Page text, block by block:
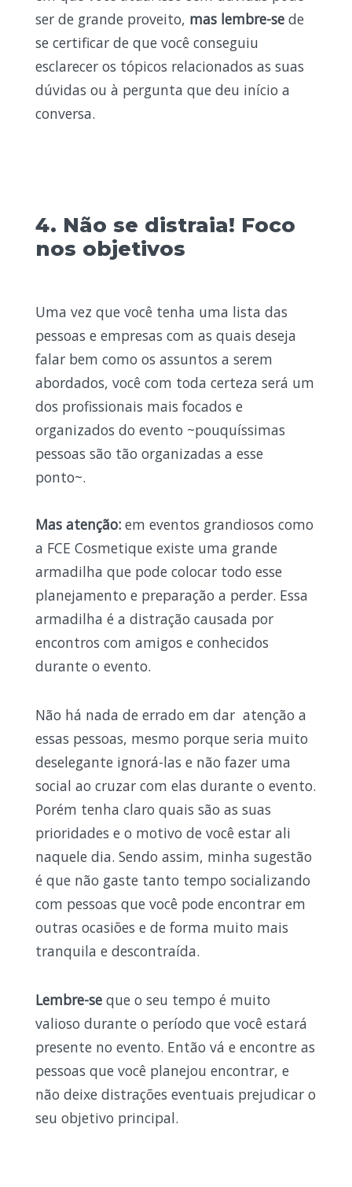
ser de grande proveito, mas lembre-sede
se certificar de que você conseguiu
esclarecer os tópicos relacionados as suas
dúvidas ou à pergunta que deu início a
conversa.
4. Não se distraia! Foco
nos objetivos
Uma vez que você tenha uma lista das
pessoas e empresas com as quais deseja
falar bem como os assuntos a serem
abordados, você com toda certeza será um
dos profissionais mais focados e
organizados do evento ~pouquíssimas
pessoas são tão organizadas a esse
ponto~.
Mas atenção:em eventos grandiosos como
a FCE Cosmetique existe uma grande
armadilha que pode colocar todo esse
planejamento e preparação a perder. Essa
armadilha é a distração causada por
encontros com amigos e conhecidos
durante o evento.
Não há nada de errado em dar atenção a
essas pessoas, mesmo porque seria muito
deselegante ignorá-las e não fazer uma
social ao cruzar com elas durante o evento.
Porém tenha claro quais são as suas
prioridades e o motivo de você estar ali
naquele dia. Sendo assim, minha sugestão
é que não gaste tanto tempo socializando
com pessoas que você pode encontrar em
outras ocasiões e de forma muito mais
tranquila e descontraída.
Lembre-seque o seu tempo é muito
valioso durante o período que você estará
presente no evento. Então vá e encontre as
pessoas que você planejou encontrar, e
não deixe distrações eventuais prejudicar o
seu objetivo principal.